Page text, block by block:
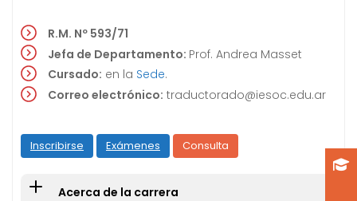
R.M. Nº 593/71
Jefa de Departamento: Prof. Andrea Masset
Cursado: en la Sede.
Correo electrónico: traductorado@iesoc.edu.ar
Inscribirse Exámenes Consulta
Acerca de la carrera